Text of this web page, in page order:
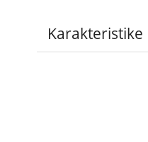
Karakteristike